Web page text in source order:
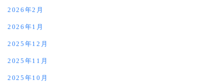
2026年2月
2026年1月
2025年12月
2025年11月
2025年10月